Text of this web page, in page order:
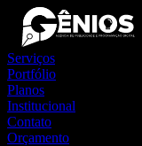
Serviços
Portfólio
Planos
Institucional
Contato
Orçamento